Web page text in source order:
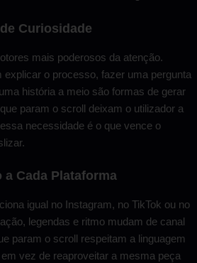
Curiosidade
mais poderosos da atenção.
o processo, fazer uma pergunta
história a meio são formas de gerar
param o scroll deixam o utilizador a
necessidade é o que vence o
a Cada Plataforma
igual no Instagram, no TikTok ou no
legendas e ritmo mudam de canal
param o scroll respeitam a linguagem
vez de reaproveitar a mesma peça